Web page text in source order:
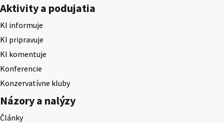
Aktivity a podujatia
KI informuje
KI pripravuje
KI komentuje
Konferencie
Konzervatívne kluby
Názory a nalýzy
Články